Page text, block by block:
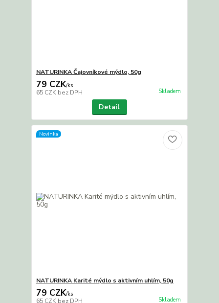
NATURINKA Čajovníkové mýdlo, 50g
79 CZK/ks
65 CZK bez DPH Skladem
Detail
Novinka
NATURINKA Karité mýdlo s aktivním uhlím, 50g
79 CZK/ks
65 CZK bez DPH Skladem